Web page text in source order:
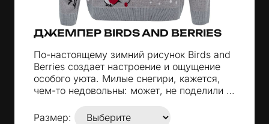
ДЖЕМПЕР BIRDS AND BERRIES
По-настоящему зимний рисунок Birds and
Berries создает настроение и ощущение
особого уюта. Милые снегири, кажется,
чем-то недовольны: может, не поделили …
Размер: